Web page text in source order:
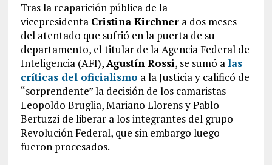
Tras la reaparición pública de la
vicepresidenta Cristina Kirchnera dos meses
del atentado que sufrió en la puerta de su
departamento, el titular de la Agencia Federal de
Inteligencia (AFI),Agustín Rossi, se sumó alas
críticas del oficialismo a la Justicia y calificó de
“sorprendente” la decisión de los camaristas
Leopoldo Bruglia, Mariano Llorens y Pablo
Bertuzzi de liberar a los integrantes del grupo
Revolución Federal, que sin embargo luego
fueron procesados.